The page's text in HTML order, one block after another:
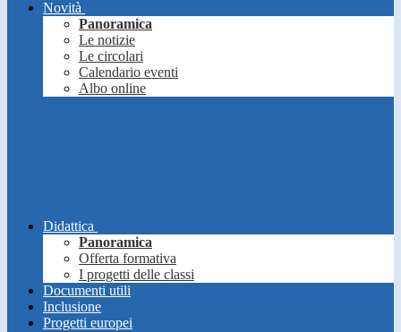
Novità
Panoramica
Le notizie
Le circolari
Calendario eventi
Albo online
Didattica
Panoramica
Offerta formativa
I progetti delle classi
Documenti utili
Inclusione
Progetti europei